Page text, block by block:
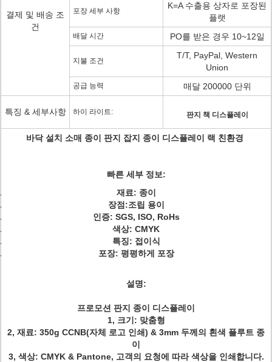
결제 및 배송 조
건
포장 세부 사항
K=A 수출용 상자로 포장된
플랫
배달 시간 PO를 받은 경우 10~12일
지불 조건
T/T, PayPal, Western
Union
공급 능력 매달 200000 단위
특징 & 세부사항 하이 라이트: 판지 책 디스플레이
바닥 설치 소매 종이 판지 잡지 종이 디스플레이 랙 친환경
빠른 세부 정보:
재료: 종이
장점:조립 용이
인증: SGS, ISO, RoHs
색상: CMYK
특징: 접이식
포장: 평평하게 포장
설명:
프로모션 판지 종이 디스플레이
1, 크기: 맞춤형
2, 재료: 350g CCNB(자체 로고 인쇄) & 3mm 두께의 흰색 플루트 종
이
3, 색상: CMYK & Pantone, 고객의 요청에 따라 색상을 인쇄합니다.